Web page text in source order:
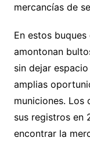
mercancías de
En estos
amontonan
sin dejar
amplias
municiones. Los
sus registros en
encontrar la